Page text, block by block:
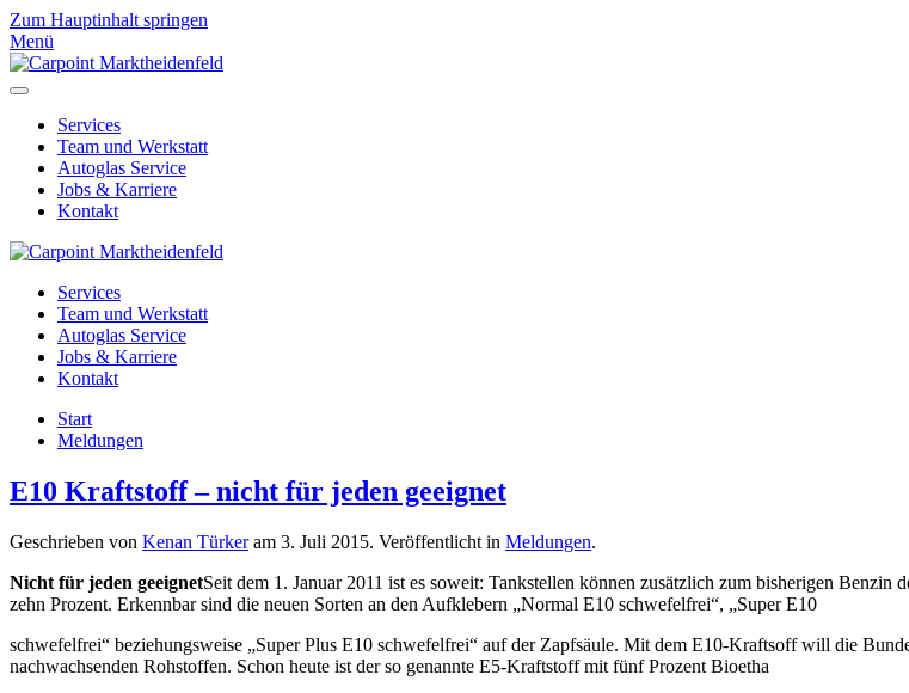
Zum Hauptinhalt springen
Menü
Services
Team und Werkstatt
Autoglas Service
Jobs & Karriere
Kontakt
Services
Team und Werkstatt
Autoglas Service
Jobs & Karriere
Kontakt
Start
Meldungen
E10 Kraftstoff – nicht für jeden geeignet
Geschrieben von Kenan Türkeram 3. Juli 2015. Veröffentlicht in Meldungen.
Nicht für jeden geeignetSeit dem 1. Januar 2011 ist es soweit: Tankstellen können zusätzlich zum bisherigen
zehn Prozent. Erkennbar sind die neuen Sorten an den Aufklebern „Normal E10 schwefelfrei“, „Super E10
schwefelfrei“ beziehungsweise „Super Plus E10 schwefelfrei“ auf der Zapfsäule. Mit dem E10-Kraftsoff will die
nachwachsenden Rohstoffen. Schon heute ist der so genannte E5-Kraftstoff mit fünf Prozent Bioetha